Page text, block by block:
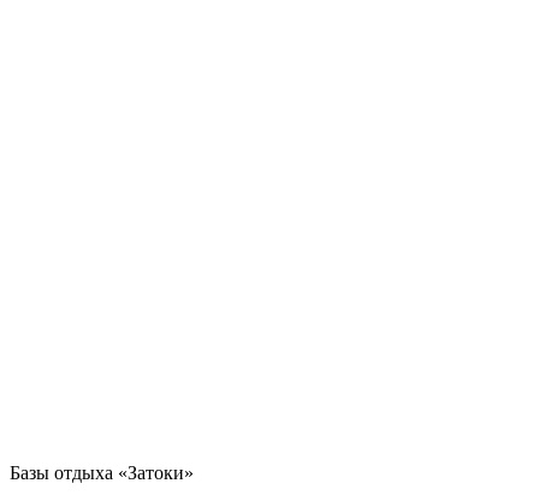
Базы отдыха «Затоки»